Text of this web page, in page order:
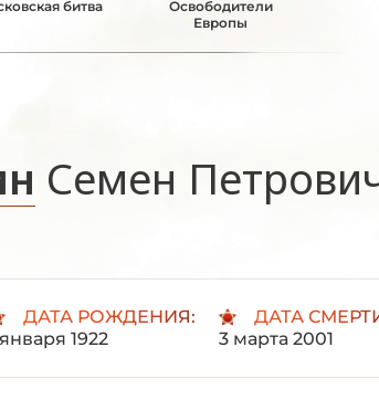
битва
Освободители
Европы
Семен
ДАТА РОЖДЕНИЯ:
1922
ДАТА
3 марта 2001